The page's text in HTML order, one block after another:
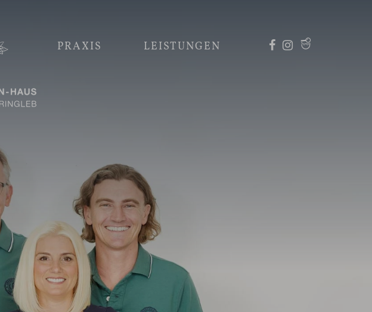
PRAXIS LEISTUNGEN